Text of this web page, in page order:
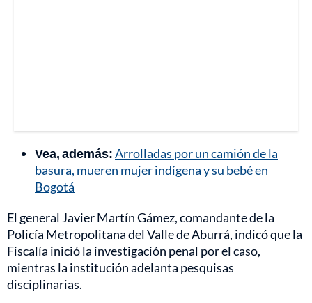
Vea, además:Arrolladas por un camión de la
basura, mueren mujer indígena y su bebé en
Bogotá
El general Javier Martín Gámez, comandante de la
Policía Metropolitana del Valle de Aburrá, indicó que la
Fiscalía inició la investigación penal por el caso,
mientras la institución adelanta pesquisas
disciplinarias.